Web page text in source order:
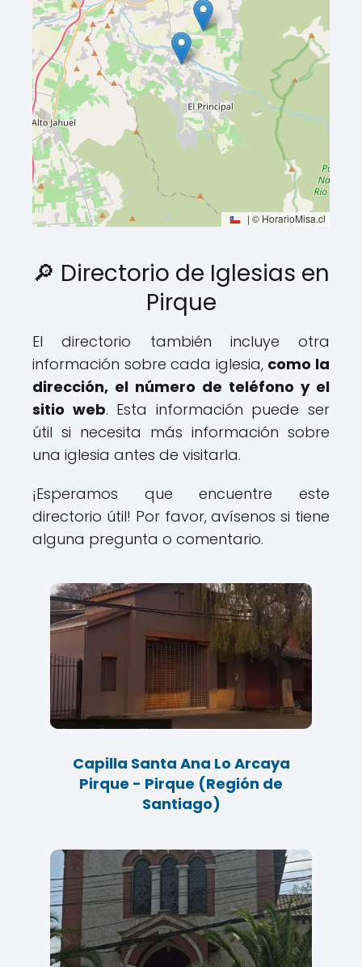
| © HorarioMisa.cl
🔎 Directorio de Iglesias en
Pirque
El directorio también incluye otra
información sobre cada iglesia, como la
dirección, el número de teléfono y el
sitio web. Esta información puede ser
útil si necesita más información sobre
una iglesia antes de visitarla.
¡Esperamos que encuentre este
directorio útil! Por favor, avísenos si tiene
alguna pregunta o comentario.
Capilla Santa Ana Lo Arcaya
Pirque - Pirque (Región de
Santiago)